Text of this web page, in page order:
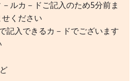
－ドご記入のため5分前ま
ください
きるカ－ドでございます